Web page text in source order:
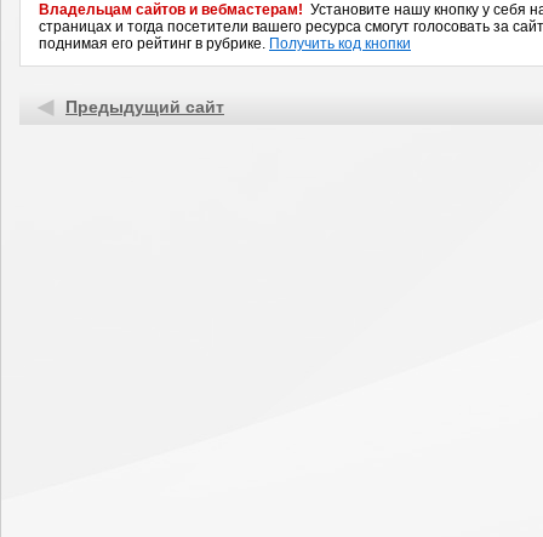
Владельцам сайтов и вебмастерам! Установите нашу кнопку у себя
страницах и тогда посетители вашего ресурса смогут голосовать за
поднимая его рейтинг в рубрике. Получить код кнопки
Предыдущий сайт